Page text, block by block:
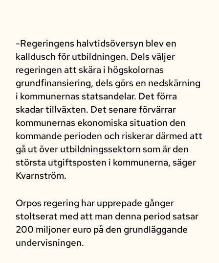
-Regeringens halvtidsöversyn blev en
kalldusch för utbildningen. Dels väljer
regeringen att skära i högskolornas
grundfinansiering, dels görs en nedskärning
i kommunernas statsandelar. Det förra
skadar tillväxten. Det senare förvärrar
kommunernas ekonomiska situation den
kommande perioden och riskerar därmed att
gå ut över utbildningssektorn som är den
största utgiftsposten i kommunerna, säger
Kvarnström.
Orpos regering har upprepade gånger
stoltserat med att man denna period satsar
200 miljoner euro på den grundläggande
undervisningen.